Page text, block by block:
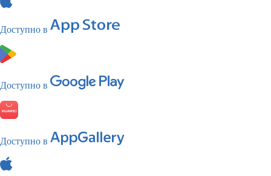
Доступно в
Доступно в
Доступно в